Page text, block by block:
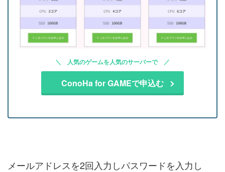
人気のゲームを人気のサーバーで
ConoHa for GAMEで申込む
メールアドレスを2回入力しパスワードを入力し